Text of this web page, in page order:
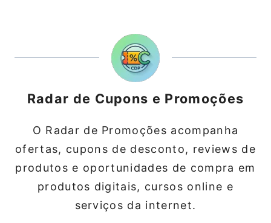
Radar de Cupons e Promoções
O Radar de Promoções acompanha
ofertas, cupons de desconto, reviews de
produtos e oportunidades de compra em
produtos digitais, cursos online e
serviços da internet.